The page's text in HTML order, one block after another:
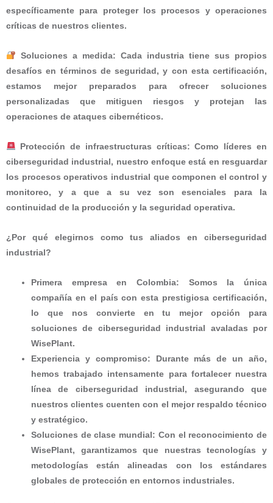
específicamente para proteger los procesos y operaciones
críticas de nuestros clientes.
Soluciones a medida: Cada industria tiene sus propios
desafíos en términos de seguridad, y con esta certificación,
estamos mejor preparados para ofrecer soluciones
personalizadas que mitiguen riesgos y protejan las
operaciones de ataques cibernéticos.
Protección de infraestructuras críticas: Como líderes en
ciberseguridad industrial, nuestro enfoque está en resguardar
los procesos operativos industrial que componen el control y
monitoreo, y a que a su vez son esenciales para la
continuidad de la producción y la seguridad operativa.
¿Por qué elegirnos como tus aliados en ciberseguridad
industrial?
Primera empresa en Colombia: Somos la única
compañía en el país con esta prestigiosa certificación,
lo que nos convierte en tu mejor opción para
soluciones de ciberseguridad industrial avaladas por
WisePlant.
Experiencia y compromiso: Durante más de un año,
hemos trabajado intensamente para fortalecer nuestra
línea de ciberseguridad industrial, asegurando que
nuestros clientes cuenten con el mejor respaldo técnico
y estratégico.
Soluciones de clase mundial : Con el reconocimiento de
WisePlant, garantizamos que nuestras tecnologías y
metodologías están alineadas con los estándares
globales de protección en entornos industriales.